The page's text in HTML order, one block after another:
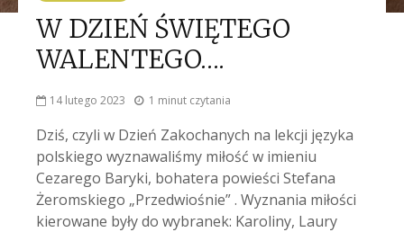
W DZIEŃ ŚWIĘTEGO
WALENTEGO….
14 lutego 2023 1 minut czytania
Dziś, czyli w Dzień Zakochanych na lekcji języka
polskiego wyznawaliśmy miłość w imieniu
Cezarego Baryki, bohatera powieści Stefana
Żeromskiego „Przedwiośnie” . Wyznania miłości
kierowane były do wybranek: Karoliny, Laury